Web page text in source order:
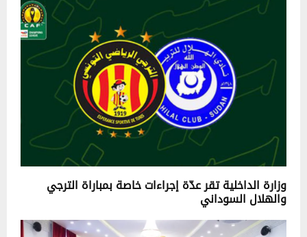
وزارة الداخلية تقر عدّة إجراءات خاصة بمباراة الترجي
والهلال السوداني